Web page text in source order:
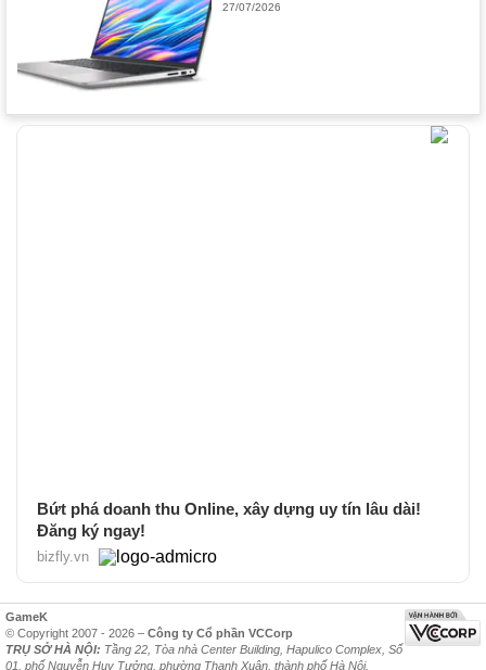
27/07/2026
Bứt phá doanh thu Online, xây dựng uy tín lâu dài!
Đăng ký ngay!
bizfly.vn
GameK
© Copyright 2007 - 2026 – Công ty Cổ phần VCCorp
TRỤ SỞ HÀ NỘI: Tầng 22, Tòa nhà Center Building, Hapulico Complex, Số
01, phố Nguyễn Huy Tưởng, phường Thanh Xuân, thành phố Hà Nội.